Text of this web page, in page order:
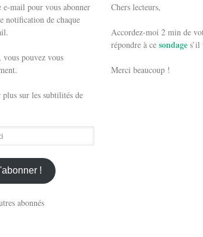
e-mail pour vous abonner
notification de chaque
pouvez vous
sur les subtilités de
!
abonnés
Chers lecteurs,
Accordez-moi 2 min de
répondre à cesondage
Merci beaucoup !